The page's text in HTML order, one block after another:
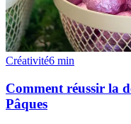
Créativité6 min
Comment réussir la
Pâques